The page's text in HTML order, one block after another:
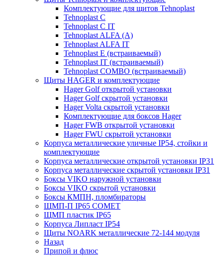
Комплектующие для щитов Tehnoplast
Tehnoplast C
Tehnoplast C IT
Tehnoplast ALFA (А)
Tehnoplast ALFA IT
Tehnoplast E (встраиваемый)
Tehnoplast IT (встраиваемый)
Tehnoplast COMBO (встраиваемый)
Щиты HAGER и комплектующие
Hager Golf открытой установки
Hager Golf скрытой установки
Hager Volta скрытой установки
Комплектующие для боксов Hager
Hager FWB открытой установки
Hager FWU скрытой установки
Корпуса металлические уличные IP54, стойки и
комплектующие
Корпуса металлические открытой установки IP31
Корпуса металлические скрытой установки IP31
Боксы VIKO наружной установки
Боксы VIKO скрытой установки
Боксы КМПН, пломбираторы
ЩМП-П IP65 COMET
ЩМП пластик IP65
Корпуса Липласт IP54
Щиты NOARK металлические 72-144 модуля
Назад
Припой и флюс